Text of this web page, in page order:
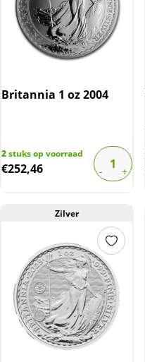
Britannia 1 oz 2004
2stuks op voorraad
€252,46
Zilver